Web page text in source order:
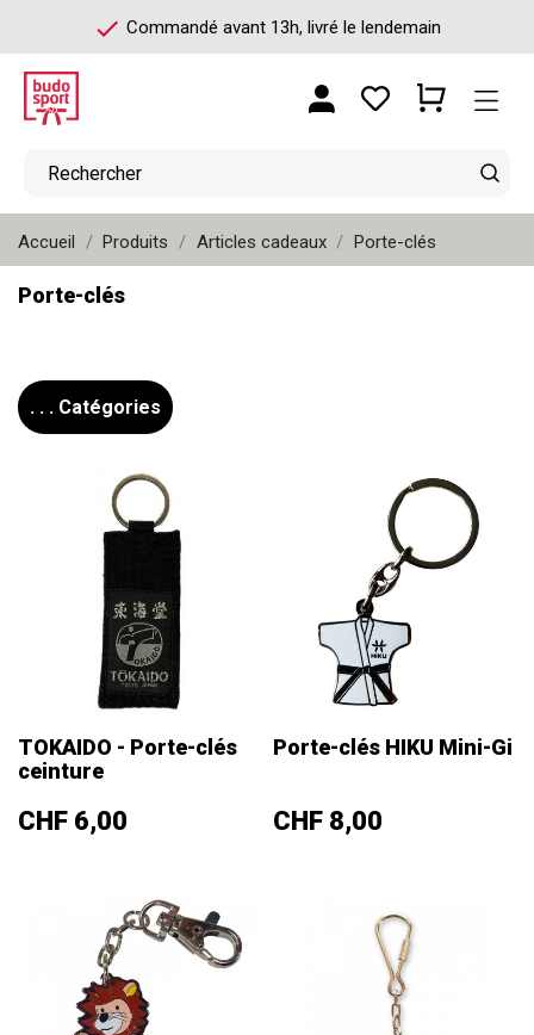
check Commandé avant 13h, livré le lendemain
Accueil Produits Articles cadeaux Porte-clés
Porte-clés
. . . Catégories
TOKAIDO - Porte-clés
ceinture
Prix
CHF 6,00
Porte-clés HIKU Mini-Gi
Prix
CHF 8,00